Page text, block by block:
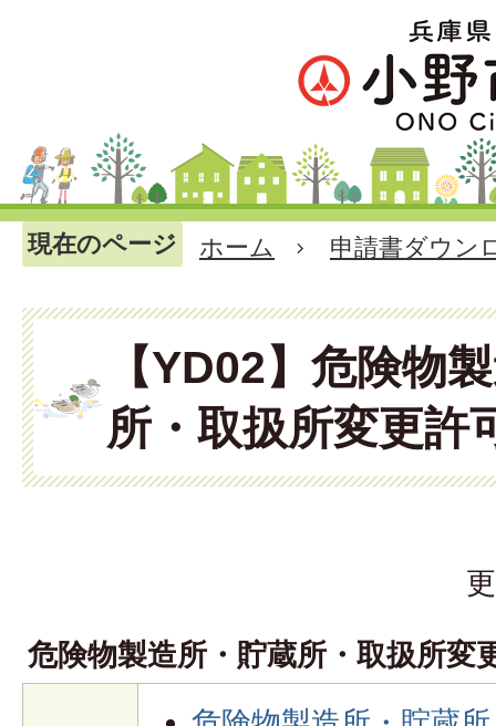
現在のページ ホーム 申請書ダウン
【YD02】危険物
所・取扱所変更許
危険物製造所・貯蔵所・取扱所変